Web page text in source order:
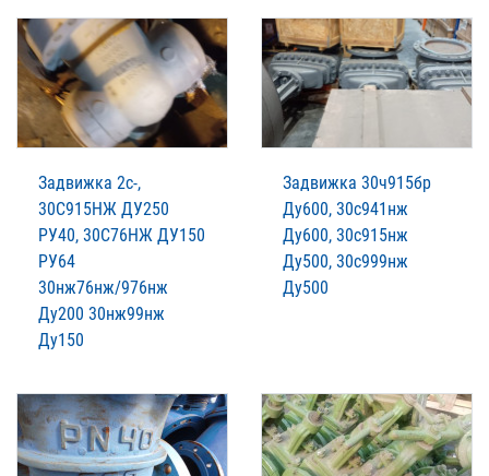
Задвижка 2с-,
30С915НЖ ДУ250
РУ40, 30С76НЖ ДУ150
РУ64
30нж76нж/976нж
Ду200 30нж99нж
Ду150
Задвижка 30ч915бр
Ду600, 30с941нж
Ду600, 30с915нж
Ду500, 30с999нж
Ду500